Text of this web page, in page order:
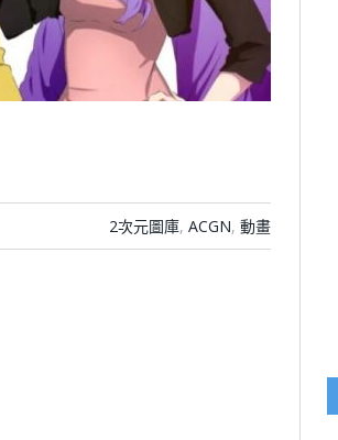
2次元圖庫, ACGN, 動畫